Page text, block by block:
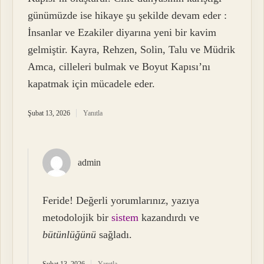
günümüzde ise hikaye şu şekilde devam eder :
İnsanlar ve Ezakiler diyarına yeni bir kavim
gelmiştir. Kayra, Rehzen, Solin, Talu ve Müdrik
Amca, cilleleri bulmak ve Boyut Kapısı’nı
kapatmak için mücadele eder.
Şubat 13, 2026 Yanıtla
admin
Feride! Değerli yorumlarınız, yazıya
metodolojik birsistem kazandırdı ve
bütünlüğünü sağladı.